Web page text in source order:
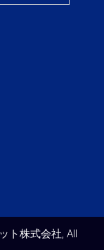
ト株式会社, All